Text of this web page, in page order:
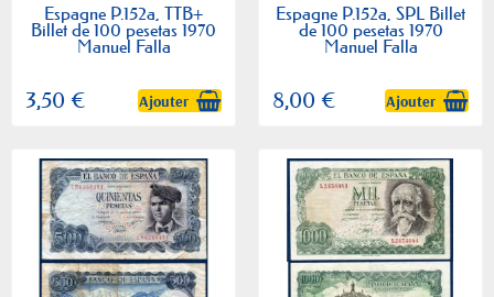
Espagne P.152a, TTB+
Billet de 100 pesetas 1970
Manuel Falla
3,50 € Ajouter
Espagne P.152a, SPL Billet
de 100 pesetas 1970
Manuel Falla
8,00 € Ajouter